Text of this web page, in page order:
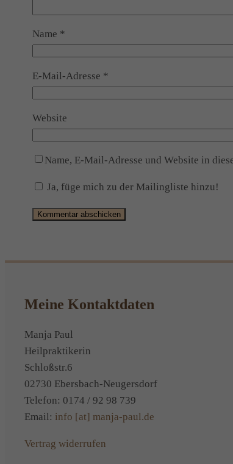
Name *
E-Mail-Adresse *
Website
Name, E-Mail-Adresse und Website in
Ja, füge mich zu der Mailingliste hinzu!
Meine Kontaktdaten
Manja Paul
Heilpraktikerin
Schloßstr.6
02730 Ebersbach-Neugersdorf
Telefon: 0174 / 92 98 739
Email: info [at] manja-paul.de
Vertrag widerrufen